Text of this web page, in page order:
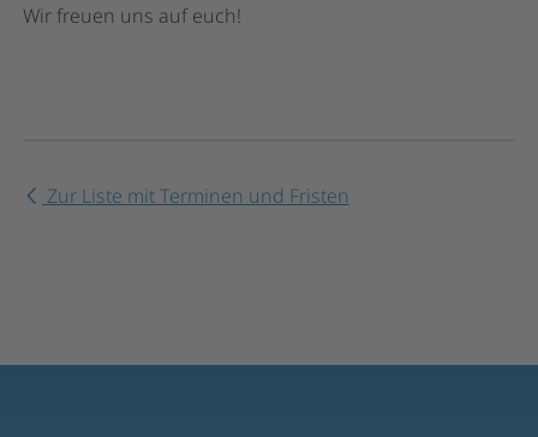
Wir freuen uns auf euch!
Zur Liste mit Terminen und Fristen